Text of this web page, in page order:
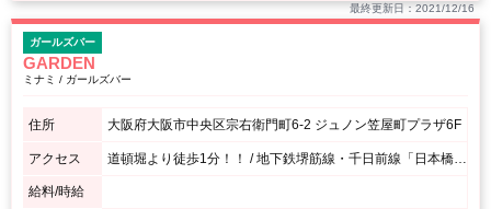
最終更新日：2021/12/16
ガールズバー
GARDEN
ミナミ / ガールズバー
住所 大阪府大阪市中央区宗右衛門町6-2 ジュノン笠屋町プラザ6F
アクセス 道頓堀より徒歩1分！！ / 地下鉄堺筋線・千日前線「日本橋駅」下車 徒歩約6分 地下鉄御堂筋線・千日前線「難波（なんば）駅」下車 徒歩約7分
給料/時給